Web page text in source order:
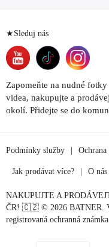
★Sleduj nás
Zapomeňte na nudné
videa, nakupujte a
okolí. Přidejte se do
Podmínky služby
Jak prodávat více? O nás
NAKUPUJTE A
ČR! 🇨🇿 © 2026 BATNER.
registrovaná ochranná